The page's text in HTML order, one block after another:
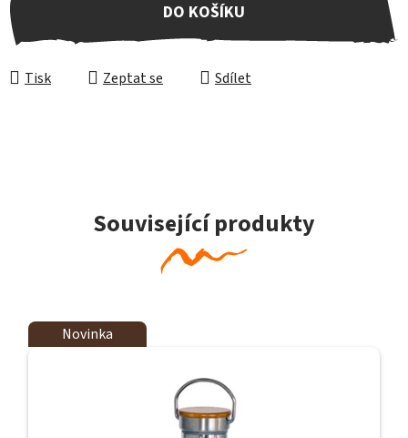
DO KOŠÍKU
Tisk Zeptat se Sdílet
Související produkty
Novinka